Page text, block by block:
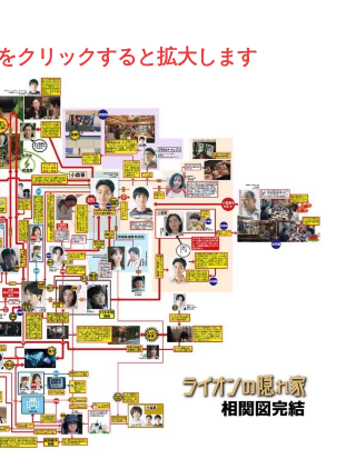
クリックすると拡大します